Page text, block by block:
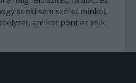
senki sem szeret minket,
amikor pont ez esik